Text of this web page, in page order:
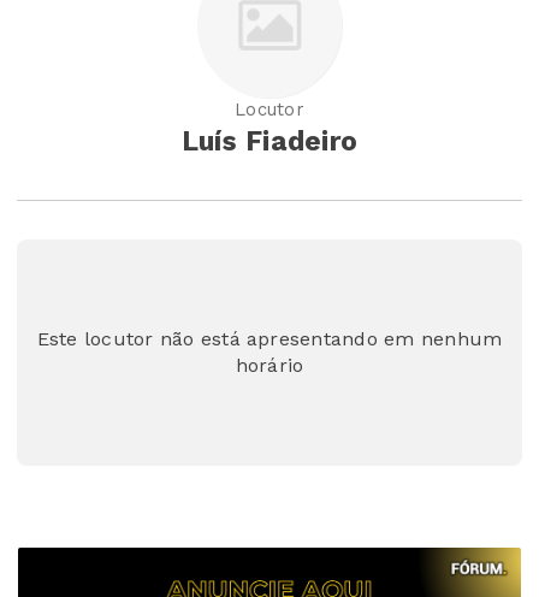
Locutor
Luís Fiadeiro
Este locutor não está apresentando em nenhum
horário